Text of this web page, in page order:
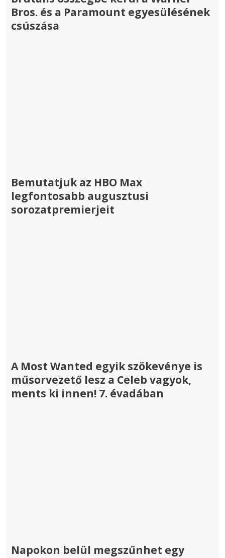
Bros. és a Paramount egyesülésének
csúszása
Bemutatjuk az HBO Max
legfontosabb augusztusi
sorozatpremierjeit
A Most Wanted egyik szökevénye is
műsorvezető lesz a Celeb vagyok,
ments ki innen! 7. évadában
Napokon belül megszűnhet egy